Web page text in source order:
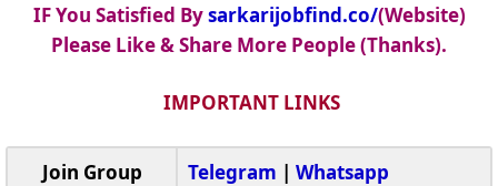
IF You Satisfied Bysarkarijobfind.co/(Website)
Please Like & Share More People (Thanks).
IMPORTANT LINKS
Join Group Telegram | Whatsapp